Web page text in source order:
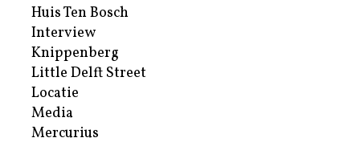
Huis Ten Bosch
Interview
Knippenberg
Little Delft Street
Locatie
Media
Mercurius